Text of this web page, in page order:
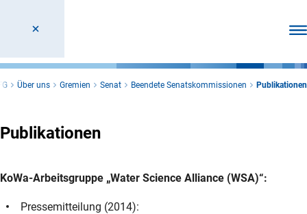
Über uns Gremien Senat Beendete Senatskommissionen Publikationen
Publikationen
KoWa-Arbeitsgruppe „Water Science Alliance (WSA)“:
Pressemitteilung (2014):